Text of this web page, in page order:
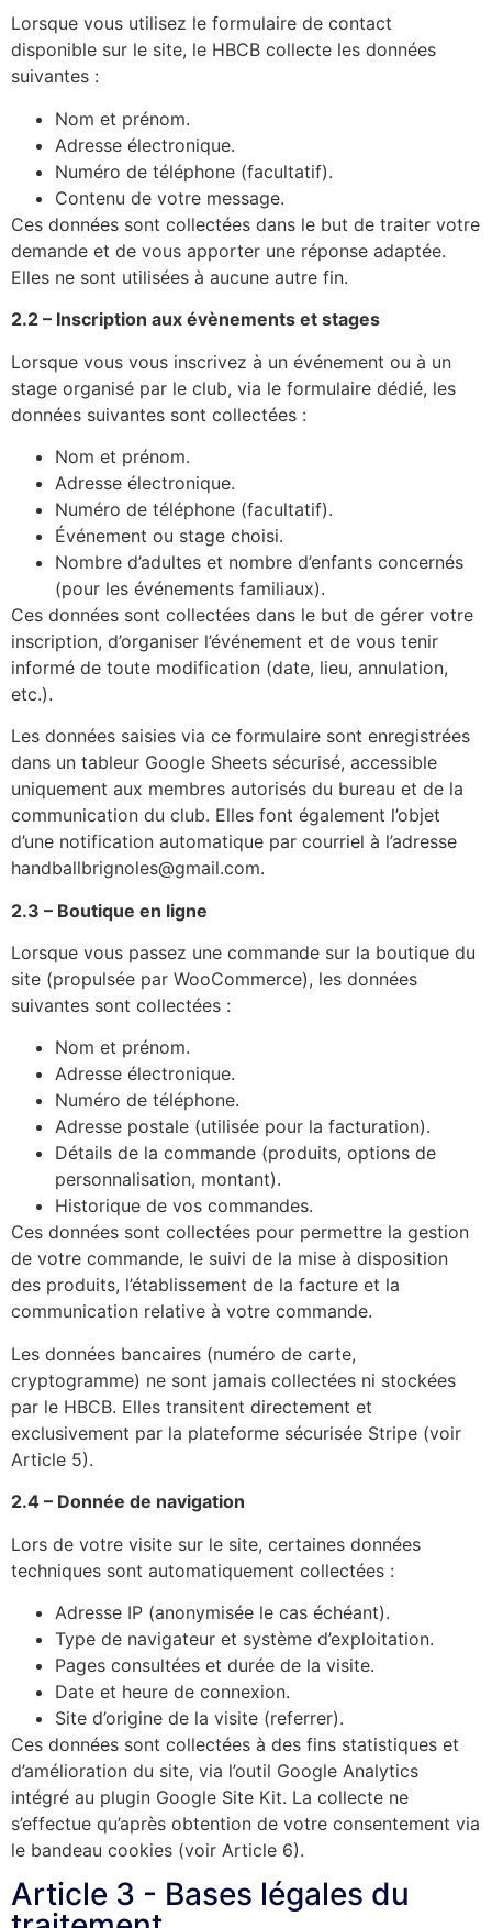
Lorsque vous utilisez le formulaire de contact
disponible sur le site, le HBCB collecte les données
suivantes :
Nom et prénom.
Adresse électronique.
Numéro de téléphone (facultatif).
Contenu de votre message.
Ces données sont collectées dans le but de traiter votre
demande et de vous apporter une réponse adaptée.
Elles ne sont utilisées à aucune autre fin.
2.2 – Inscription aux évènements et stages
Lorsque vous vous inscrivez à un événement ou à un
stage organisé par le club, via le formulaire dédié, les
données suivantes sont collectées :
Nom et prénom.
Adresse électronique.
Numéro de téléphone (facultatif).
Événement ou stage choisi.
Nombre d’adultes et nombre d’enfants concernés
(pour les événements familiaux).
Ces données sont collectées dans le but de gérer votre
inscription, d’organiser l’événement et de vous tenir
informé de toute modification (date, lieu, annulation,
etc.).
Les données saisies via ce formulaire sont enregistrées
dans un tableur Google Sheets sécurisé, accessible
uniquement aux membres autorisés du bureau et de la
communication du club. Elles font également l’objet
d’une notification automatique par courriel à l’adresse
handballbrignoles@gmail.com.
2.3 – Boutique en ligne
Lorsque vous passez une commande sur la boutique du
site (propulsée par WooCommerce), les données
suivantes sont collectées :
Nom et prénom.
Adresse électronique.
Numéro de téléphone.
Adresse postale (utilisée pour la facturation).
Détails de la commande (produits, options de
personnalisation, montant).
Historique de vos commandes.
Ces données sont collectées pour permettre la gestion
de votre commande, le suivi de la mise à disposition
des produits, l’établissement de la facture et la
communication relative à votre commande.
Les données bancaires (numéro de carte,
cryptogramme) ne sont jamais collectées ni stockées
par le HBCB. Elles transitent directement et
exclusivement par la plateforme sécurisée Stripe (voir
Article 5).
2.4 – Donnée de navigation
Lors de votre visite sur le site, certaines données
techniques sont automatiquement collectées :
Adresse IP (anonymisée le cas échéant).
Type de navigateur et système d’exploitation.
Pages consultées et durée de la visite.
Date et heure de connexion.
Site d’origine de la visite (referrer).
Ces données sont collectées à des fins statistiques et
d’amélioration du site, via l’outil Google Analytics
intégré au plugin Google Site Kit. La collecte ne
s’effectue qu’après obtention de votre consentement via
le bandeau cookies (voir Article 6).
Article 3 - Bases légales du